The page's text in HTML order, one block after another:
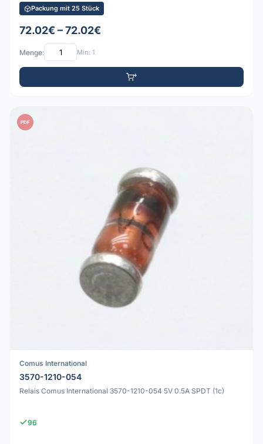
Packung mit 25 Stück
72.02€ – 72.02€
Menge: Min: 1
PDF
Comus International
3570-1210-054
Relais Comus International 3570-1210-054 5V 0.5A SPDT (1c)
96